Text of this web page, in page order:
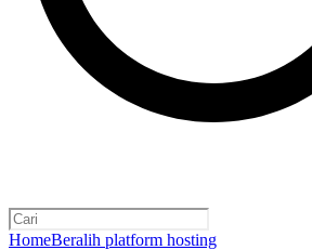
HomeBeralih platform hosting